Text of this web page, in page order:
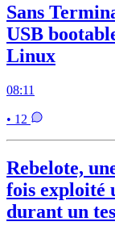
Sans
USB
Linux
08:11
• 12
Rebelote,
fois exploité
durant un